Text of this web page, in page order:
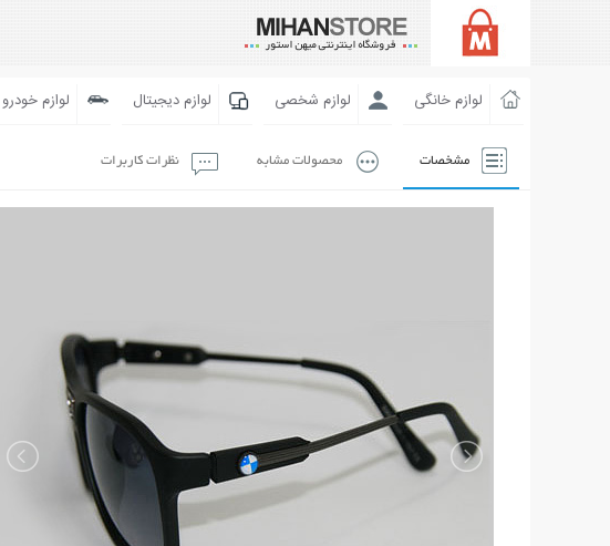
لوازم خانگی لوازم شخصی لوازم دیجیتال لوازم خودرو
مشخصات محصولات مشابه نظرات کاربرات